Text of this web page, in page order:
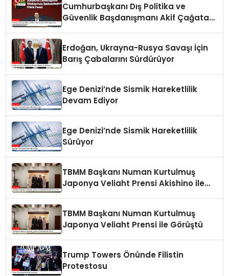
Cumhurbaşkanı Dış Politika ve
Güvenlik Başdanışmanı Akif Çağatay
Erdoğan, Ukrayna-Rusya Savaşı İçin
Barış Çabalarını Sürdürüyor
Ege Denizi’nde Sismik Hareketlilik
Devam Ediyor
Ege Denizi’nde Sismik Hareketlilik
Sürüyor
TBMM Başkanı Numan Kurtulmuş
Japonya Veliaht Prensi Akishino ile
TBMM Başkanı Numan Kurtulmuş
Japonya Veliaht Prensi ile Görüştü
Trump Towers Önünde Filistin
Protestosu